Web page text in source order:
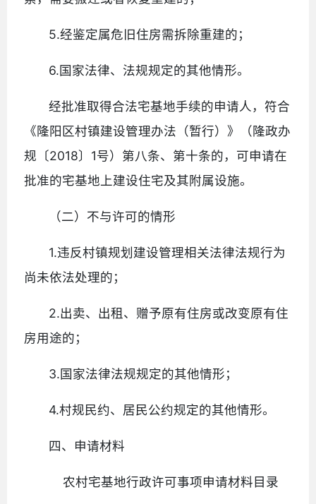
5.经鉴定属危旧住房需拆除重建的；
6.国家法律、法规规定的其他情形。
经批准取得合法宅基地手续的申请人，符合
《隆阳区村镇建设管理办法（暂行）》（隆政办
规〔2018〕1号）第八条、第十条的，可申请在
批准的宅基地上建设住宅及其附属设施。
（二）不与许可的情形
1.违反村镇规划建设管理相关法律法规行为
尚未依法处理的；
2.出卖、出租、赠予原有住房或改变原有住
房用途的；
3.国家法律法规规定的其他情形；
4.村规民约、居民公约规定的其他情形。
四、申请材料
农村宅基地行政许可事项申请材料目录